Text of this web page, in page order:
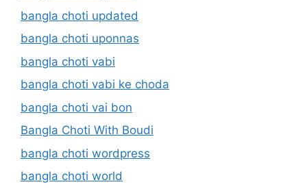
bangla choti updated
bangla choti uponnas
bangla choti vabi
bangla choti vabi ke choda
bangla choti vai bon
Bangla Choti With Boudi
bangla choti wordpress
bangla choti world